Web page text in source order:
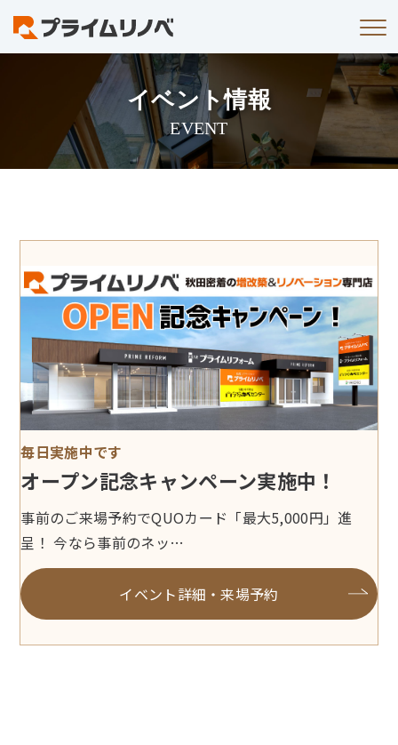
コンセプト
サービスメニュー
イベント情報
FAQ
会社案内
ショールーム来店予約
無料見積・プラン依頼
イベント情報
EVENT
毎日実施中です
オープン記念キャンペーン実施中！
事前のご来場予約でQUOカード「最大5,000円」進
呈！ 今なら事前のネッ…
イベント詳細・来場予約